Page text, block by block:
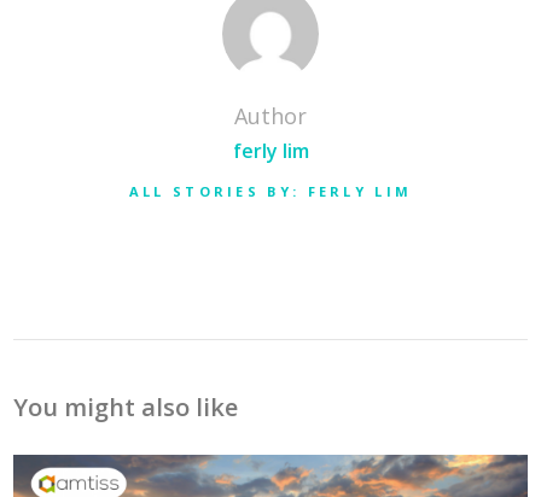
Author
ferly lim
ALL STORIES BY: FERLY LIM
You might also like